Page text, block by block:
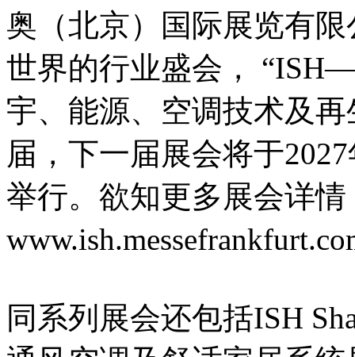
奥（北京）国际展览有
世界的行业盛会，
宇、能源、空调技术及
届，下一届展会将于
举行。欲知更多展会详
同系列展会还包括ISH